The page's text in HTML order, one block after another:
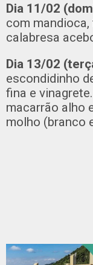
Dia 11/02
com
calabresa
Dia 13/02
escondidinho
fina e
macarrão alho
molho (branco